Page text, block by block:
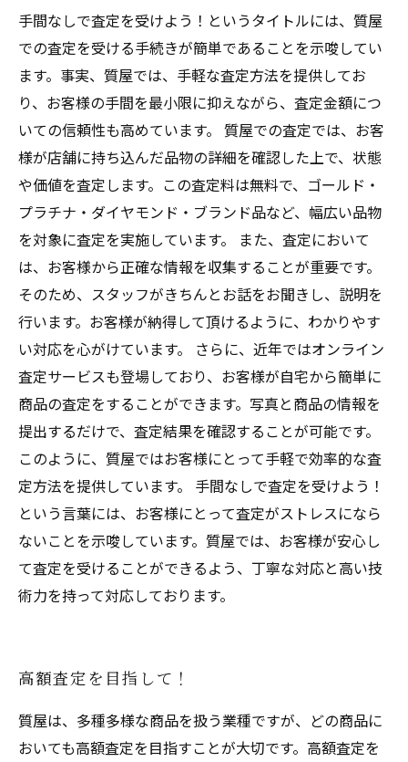
手間なしで査定を受けよう！というタイトルには、質屋
での査定を受ける手続きが簡単であることを示唆してい
ます。事実、質屋では、手軽な査定方法を提供してお
り、お客様の手間を最小限に抑えながら、査定金額につ
いての信頼性も高めています。 質屋での査定では、お客
様が店舗に持ち込んだ品物の詳細を確認した上で、状態
や価値を査定します。この査定料は無料で、ゴールド・
プラチナ・ダイヤモンド・ブランド品など、幅広い品物
を対象に査定を実施しています。 また、査定において
は、お客様から正確な情報を収集することが重要です。
そのため、スタッフがきちんとお話をお聞きし、説明を
行います。お客様が納得して頂けるように、わかりやす
い対応を心がけています。 さらに、近年ではオンライン
査定サービスも登場しており、お客様が自宅から簡単に
商品の査定をすることができます。写真と商品の情報を
提出するだけで、査定結果を確認することが可能です。
このように、質屋ではお客様にとって手軽で効率的な査
定方法を提供しています。 手間なしで査定を受けよう！
という言葉には、お客様にとって査定がストレスになら
ないことを示唆しています。質屋では、お客様が安心し
て査定を受けることができるよう、丁寧な対応と高い技
術力を持って対応しております。
高額査定を目指して！
質屋は、多種多様な商品を扱う業種ですが、どの商品に
おいても高額査定を目指すことが大切です。高額査定を